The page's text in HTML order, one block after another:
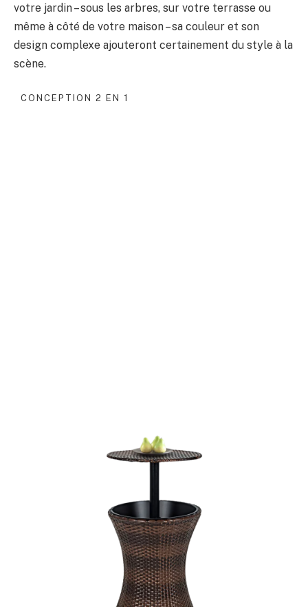
votre jardin – sous les arbres, sur votre terrasse ou
même à côté de votre maison – sa couleur et son
design complexe ajouteront certainement du style à la
scène.
CONCEPTION 2 EN 1